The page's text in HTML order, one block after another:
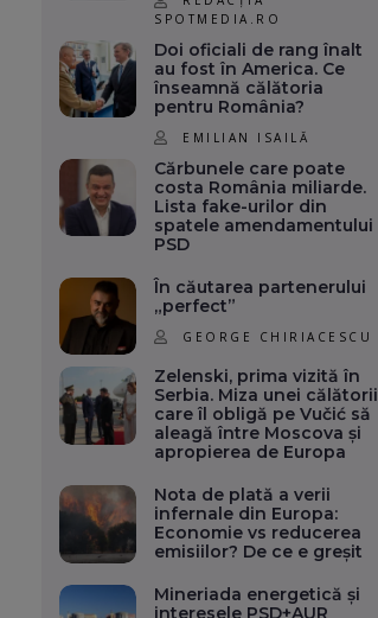
SPOTMEDIA.RO
Doi oficiali de rang înalt
au fost în America. Ce
înseamnă călătoria
pentru România?
EMILIAN ISAILĂ
Cărbunele care poate
costa România miliarde.
Lista fake-urilor din
spatele amendamentului
PSD
În căutarea partenerului
„perfect”
GEORGE CHIRIACESCU
Zelenski, prima vizită în
Serbia. Miza unei călătorii
care îl obligă pe Vučić să
aleagă între Moscova și
apropierea de Europa
Nota de plată a verii
infernale din Europa:
Economie vs reducerea
emisiilor? De ce e greșit
Mineriada energetică și
interesele PSD+AUR